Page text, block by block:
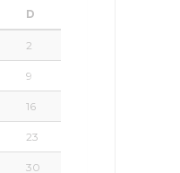
D
2
9
16
23
30